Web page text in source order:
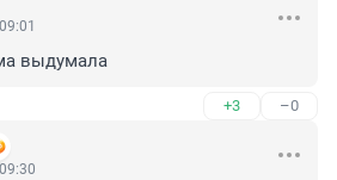
выдумала
+3 –0